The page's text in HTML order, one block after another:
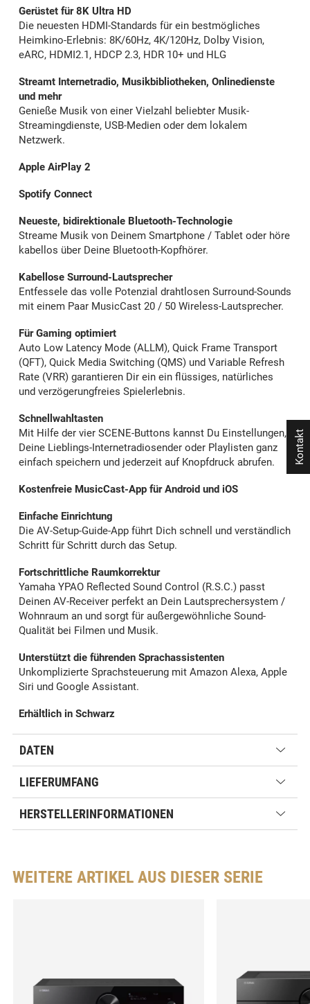
Gerüstet für 8K Ultra HD
Die neuesten HDMI-Standards für ein bestmögliches
Heimkino-Erlebnis: 8K/60Hz, 4K/120Hz, Dolby Vision,
eARC, HDMI2.1, HDCP 2.3, HDR 10+ und HLG
Streamt Internetradio, Musikbibliotheken, Onlinedienste
und mehr
Genieße Musik von einer Vielzahl beliebter Musik-
Streamingdienste, USB-Medien oder dem lokalem
Netzwerk.
Apple AirPlay 2
Spotify Connect
Neueste, bidirektionale Bluetooth-Technologie
Streame Musik von Deinem Smartphone / Tablet oder höre
kabellos über Deine Bluetooth-Kopfhörer.
Kabellose Surround-Lautsprecher
Entfessele das volle Potenzial drahtlosen Surround-Sounds
mit einem Paar MusicCast 20 / 50 Wireless-Lautsprecher.
Für Gaming optimiert
Auto Low Latency Mode (ALLM), Quick Frame Transport
(QFT), Quick Media Switching (QMS) und Variable Refresh
Rate (VRR) garantieren Dir ein ein flüssiges, natürliches
und verzögerungfreies Spielerlebnis.
Schnellwahltasten
Mit Hilfe der vier SCENE-Buttons kannst Du Einstellungen,
Deine Lieblings-Internetradiosender oder Playlisten ganz
einfach speichern und jederzeit auf Knopfdruck abrufen.
Kostenfreie MusicCast-App für Android und iOS
Einfache Einrichtung
Die AV-Setup-Guide-App führt Dich schnell und verständlich
Schritt für Schritt durch das Setup.
Fortschrittliche Raumkorrektur
Yamaha YPAO Reflected Sound Control (R.S.C.) passt
Deinen AV-Receiver perfekt an Dein Lautsprechersystem /
Wohnraum an und sorgt für außergewöhnliche Sound-
Qualität bei Filmen und Musik.
Unterstützt die führenden Sprachassistenten
Unkomplizierte Sprachsteuerung mit Amazon Alexa, Apple
Siri und Google Assistant.
Erhältlich in Schwarz
DATEN
LIEFERUMFANG
HERSTELLERINFORMATIONEN
WEITERE ARTIKEL AUS DIESER SERIE
Kontakt